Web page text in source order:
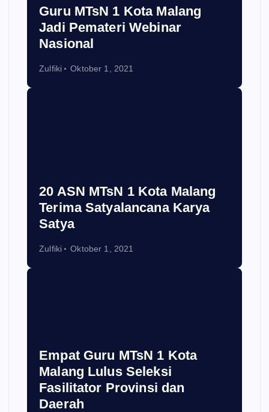
Guru MTsN 1 Kota Malang
Jadi Pemateri Webinar
Nasional
Zulfiki Oktober 1, 2021
20 ASN MTsN 1 Kota Malang
Terima Satyalancana Karya
Satya
Zulfiki Oktober 1, 2021
Empat Guru MTsN 1 Kota
Malang Lulus Seleksi
Fasilitator Provinsi dan
Daerah